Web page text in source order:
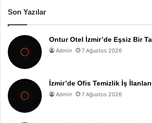
Son Yazılar
Ontur Otel İzmir’de Eşsiz Bir
Admin 7 Ağustos 2026
İzmir’de Ofis Temizlik İş İlanları
Admin 7 Ağustos 2026